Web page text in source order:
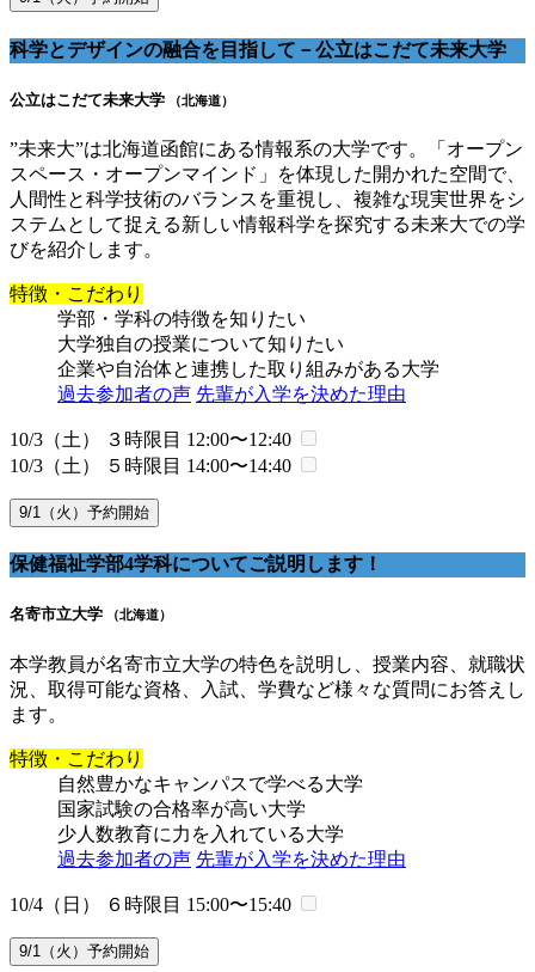
科学とデザインの融合を目指して－公立はこだて未来大学
公立はこだて未来大学 （北海道）
”未来大”は北海道函館にある情報系の大学です。「オープン
スペース・オープンマインド」を体現した開かれた空間で、
人間性と科学技術のバランスを重視し、複雑な現実世界をシ
ステムとして捉える新しい情報科学を探究する未来大での学
びを紹介します。
特徴・こだわり
学部・学科の特徴を知りたい
大学独自の授業について知りたい
企業や自治体と連携した取り組みがある大学
過去参加者の声 先輩が入学を決めた理由
10/3（土） ３時限目 12:00〜12:40
10/3（土） ５時限目 14:00〜14:40
9/1（火）予約開始
保健福祉学部4学科についてご説明します！
名寄市立大学 （北海道）
本学教員が名寄市立大学の特色を説明し、授業内容、就職状
況、取得可能な資格、入試、学費など様々な質問にお答えし
ます。
特徴・こだわり
自然豊かなキャンパスで学べる大学
国家試験の合格率が高い大学
少人数教育に力を入れている大学
過去参加者の声 先輩が入学を決めた理由
10/4（日） ６時限目 15:00〜15:40
9/1（火）予約開始